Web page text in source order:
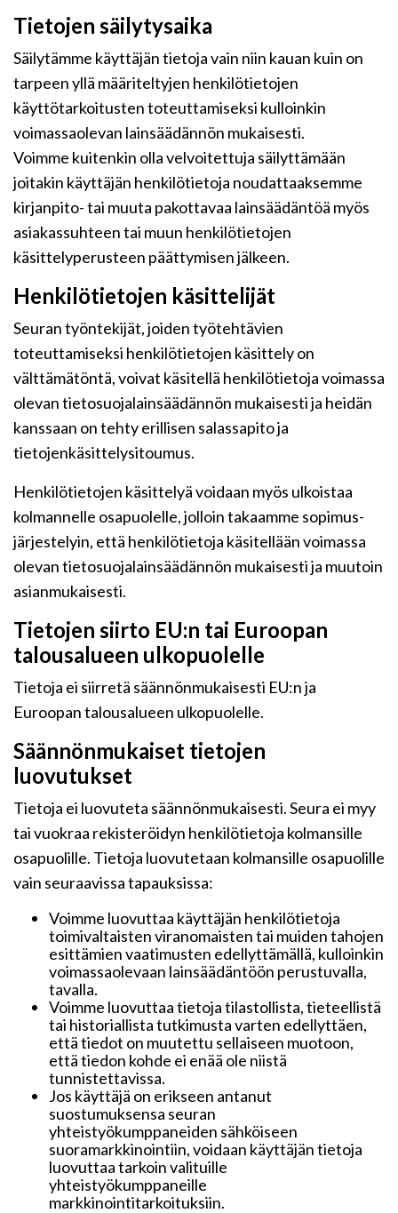
Tietojen säilytysaika
Säilytämme käyttäjän tietoja vain niin kauan kuin on
tarpeen yllä määriteltyjen henkilötietojen
käyttötarkoitusten toteuttamiseksi kulloinkin
voimassaolevan lainsäädännön mukaisesti.
Voimme kuitenkin olla velvoitettuja säilyttämään
joitakin käyttäjän henkilötietoja noudattaaksemme
kirjanpito- tai muuta pakottavaa lainsäädäntöä myös
asiakassuhteen tai muun henkilötietojen
käsittelyperusteen päättymisen jälkeen.
Henkilötietojen käsittelijät
Seuran työntekijät, joiden työtehtävien
toteuttamiseksi henkilötietojen käsittely on
välttämätöntä, voivat käsitellä henkilötietoja voimassa
olevan tietosuojalainsäädännön mukaisesti ja heidän
kanssaan on tehty erillisen salassapito ja
tietojenkäsittelysitoumus.
Henkilötietojen käsittelyä voidaan myös ulkoistaa
kolmannelle osapuolelle, jolloin takaamme sopimus-
järjestelyin, että henkilötietoja käsitellään voimassa
olevan tietosuojalainsäädännön mukaisesti ja muutoin
asianmukaisesti.
Tietojen siirto EU:n tai Euroopan
talousalueen ulkopuolelle
Tietoja ei siirretä säännönmukaisesti EU:n ja
Euroopan talousalueen ulkopuolelle.
Säännönmukaiset tietojen
luovutukset
Tietoja ei luovuteta säännönmukaisesti. Seura ei myy
tai vuokraa rekisteröidyn henkilötietoja kolmansille
osapuolille. Tietoja luovutetaan kolmansille osapuolille
vain seuraavissa tapauksissa:
Voimme luovuttaa käyttäjän henkilötietoja
toimivaltaisten viranomaisten tai muiden tahojen
esittämien vaatimusten edellyttämällä, kulloinkin
voimassaolevaan lainsäädäntöön perustuvalla,
tavalla.
Voimme luovuttaa tietoja tilastollista, tieteellistä
tai historiallista tutkimusta varten edellyttäen,
että tiedot on muutettu sellaiseen muotoon,
että tiedon kohde ei enää ole niistä
tunnistettavissa.
Jos käyttäjä on erikseen antanut
suostumuksensa seuran
yhteistyökumppaneiden sähköiseen
suoramarkkinointiin, voidaan käyttäjän tietoja
luovuttaa tarkoin valituille
yhteistyökumppaneille
markkinointitarkoituksiin.